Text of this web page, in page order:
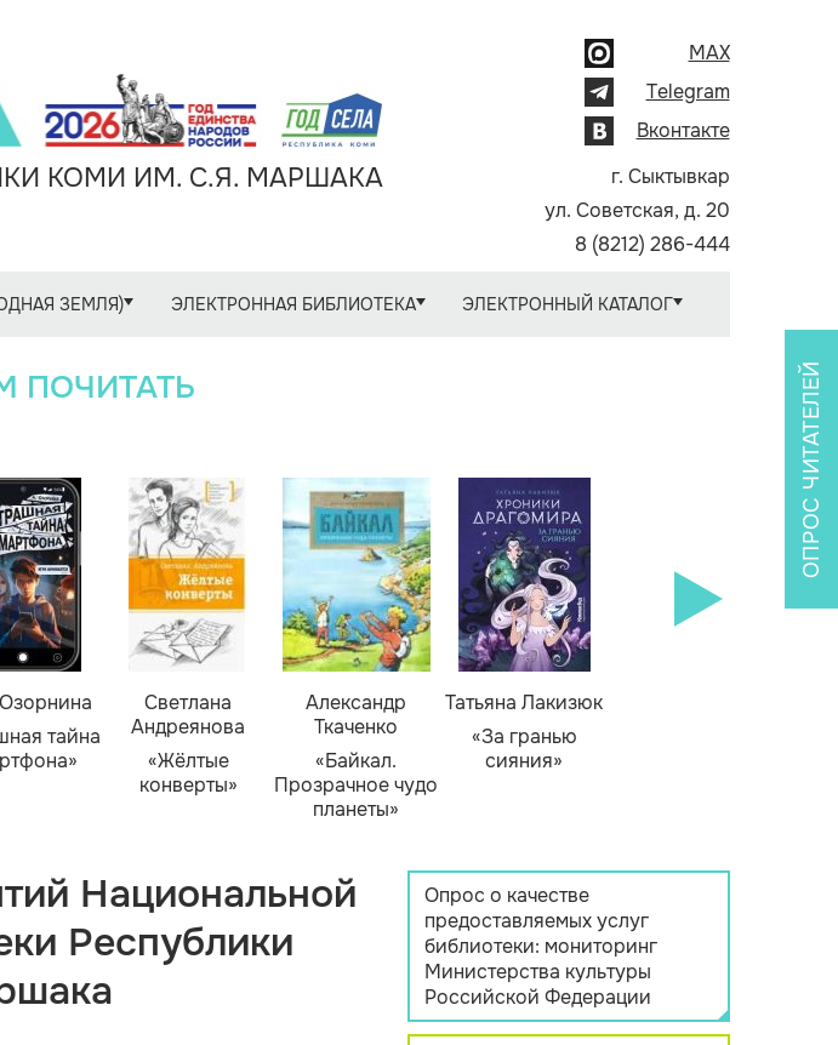
КОМИ ИМ. С.Я. МАРШАКА
MAX
Telegram
Вконтакте
г. Сыктывкар
ул. Советская, д. 20
8 (8212) 286-444
ЗЕМЛЯ) ЭЛЕКТРОННАЯ БИБЛИОТЕКА ЭЛЕКТРОННЫЙ КАТАЛОГ
ПОЧИТАТЬ
тайна
Светлана
Андреянова
«Жёлтые
конверты»
Александр
Ткаченко
«Байкал.
Прозрачное чудо
планеты»
Татьяна Лакизюк
«За гранью
сияния»
Национальной
Республики
ОПРОС ЧИТАТЕЛЕЙ
Опрос о качестве
предоставляемых услуг
библиотеки: мониторинг
Министерства культуры
Российской Федерации